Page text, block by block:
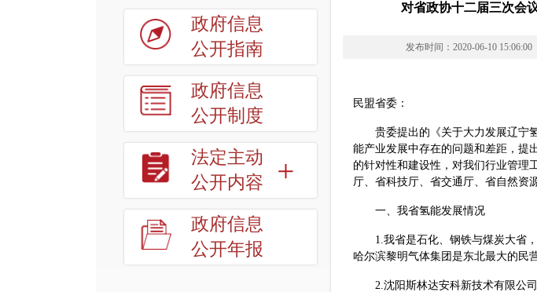
政府信息
公开指南
政府信息
公开制度
法定主动
公开内容
政府信息
公开年报
对省政协十二届三次会
发布时间：2020-06-10 15:06:00
民盟省委：
贵委提出的《关于大力发展辽宁氢
能产业发展中存在的问题和差距，提
的针对性和建设性，对我们行业管理
厅、省科技厅、省交通厅、省自然资
一、我省氢能发展情况
1.我省是石化、钢铁与煤炭大省，
哈尔滨黎明气体集团是东北最大的民
2.沈阳斯林达安科新技术有限公司